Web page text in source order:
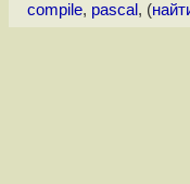
compile, pascal, (